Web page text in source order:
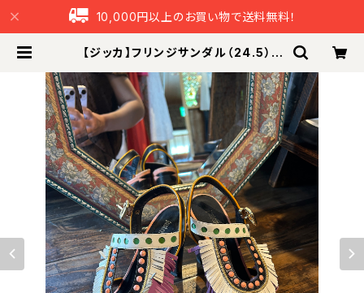
10,000円以上のお買い物で送料無料！
【ジッカ】フリンジサンダル（24.5） |